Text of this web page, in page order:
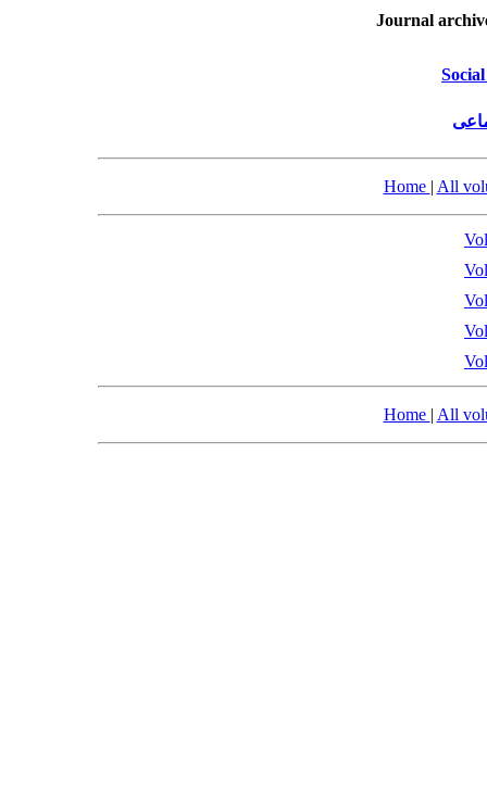
Journal
Home | All
Home | All